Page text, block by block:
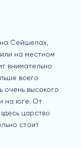
Сейшелах,
на местном
внимательно
всего
очень высокого
на юге. От
царство
стоит